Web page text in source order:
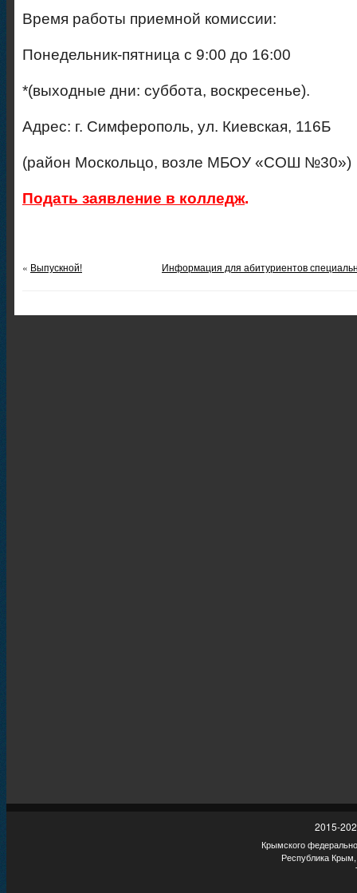
Время работы приемной комиссии:
Понедельник-пятница с 9:00 до 16:00
*(выходные дни: суббота, воскресенье).
Адрес: г. Симферополь, ул. Киевская, 116Б
(район Москольцо, возле МБОУ «СОШ №30»)
Подать заявление в колледж.
« Выпускной! Информация для абитуриентов
2015-
Крымского
Республика